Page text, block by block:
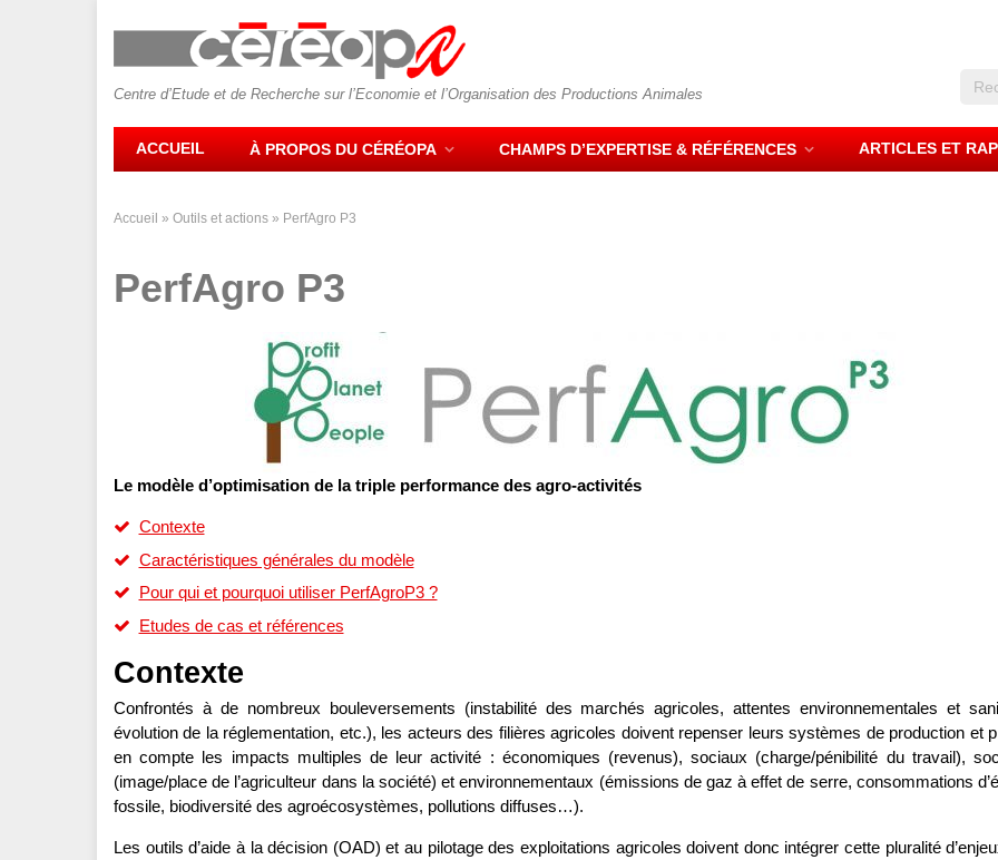
Centre d’Etude et de Recherche sur l’Economie et l’Organisation des Productions Animales
ACCUEIL À PROPOS DU CÉRÉOPA CHAMPS D’EXPERTISE & RÉFÉRENCES ARTICLES ET
Accueil » Outils et actions » PerfAgro P3
PerfAgro P3
Le modèle d’optimisation de la triple performance des agro-activités
Contexte
Caractéristiques générales du modèle
Pour qui et pourquoi utiliser PerfAgroP3 ?
Etudes de cas et références
Contexte
Confrontés à de nombreux bouleversements (instabilité des marchés agricoles, attentes environnementales et
évolution de la réglementation, etc.), les acteurs des filières agricoles doivent repenser leurs systèmes de production et
en compte les impacts multiples de leur activité : économiques (revenus), sociaux (charge/pénibilité du travail),
(image/place de l’agriculteur dans la société) et environnementaux (émissions de gaz à effet de serre, consommations
fossile, biodiversité des agroécosystèmes, pollutions diffuses…).
Les outils d’aide à la décision (OAD) et au pilotage des exploitations agricoles doivent donc intégrer cette pluralité